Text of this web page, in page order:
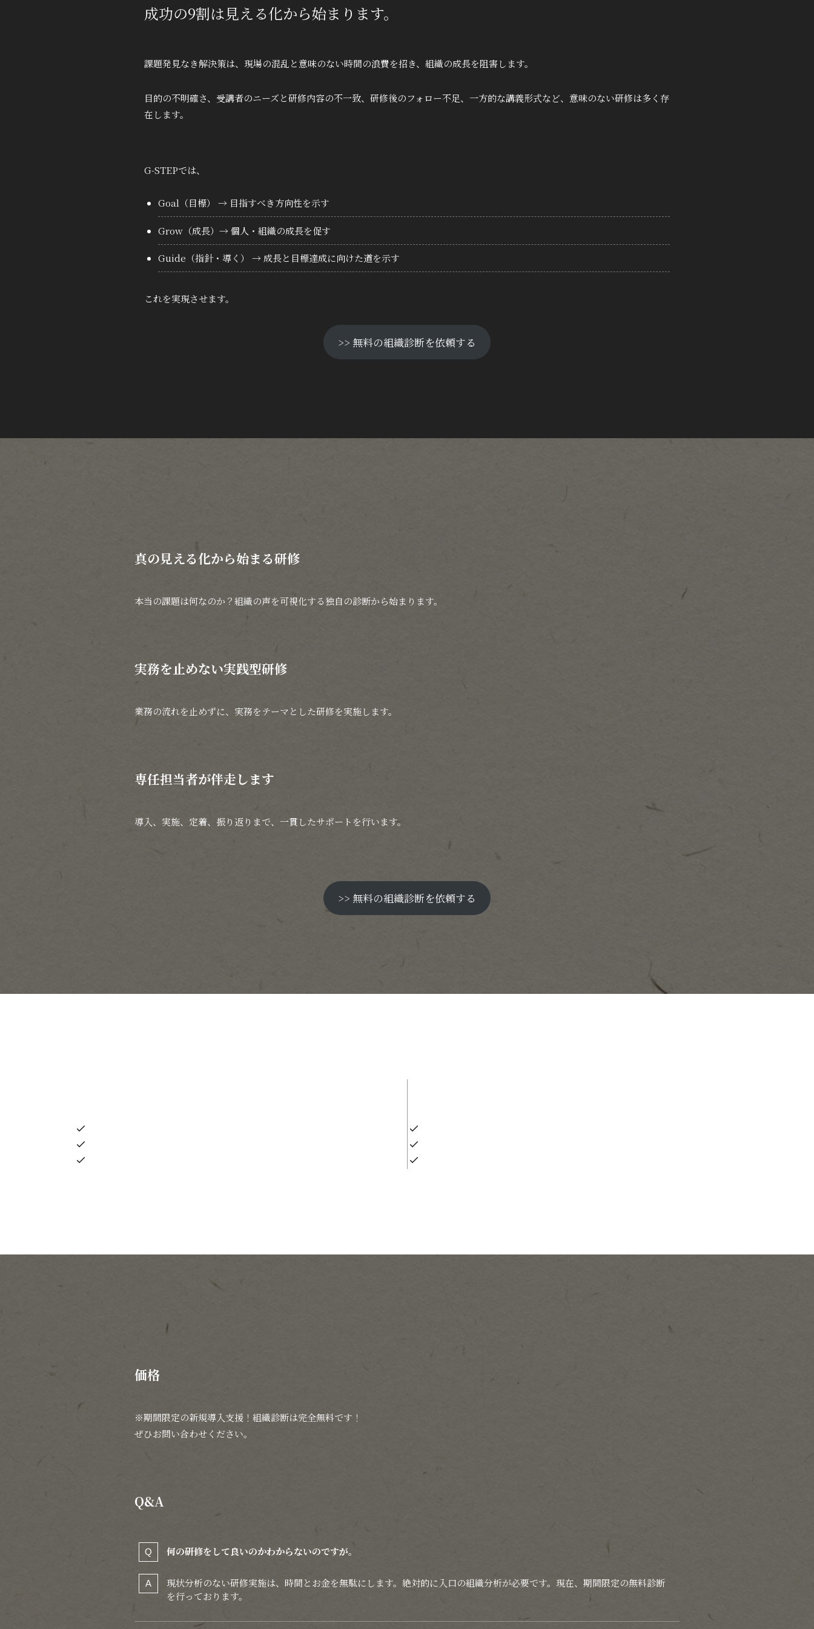
成功の9割は見える化から始まります。
課題発見なき解決策は、現場の混乱と意味のない時間の浪費を招き、組織の成長を阻害します。
目的の不明確さ、受講者のニーズと研修内容の不一致、研修後のフォロー不足、一方的な講義形式など、意味のない研修は多く存
在します。
G-STEPでは、
Goal（目標） → 目指すべき方向性を示す
Grow（成長） → 個人・組織の成長を促す
Guide（指針・導く） → 成長と目標達成に向けた道を示す
これを実現させます。
>> 無料の組織診断を依頼する
真の見える化から始まる研修
本当の課題は何なのか？組織の声を可視化する独自の診断から始まります。
実務を止めない実践型研修
業務の流れを止めずに、実務をテーマとした研修を実施します。
専任担当者が伴走します
導入、実施、定着、振り返りまで、一貫したサポートを行います。
>> 無料の組織診断を依頼する
価格
※期間限定の新規導入支援！組織診断は完全無料です！
ぜひお問い合わせください。
Q&A
何の研修をして良いのかわからないのですが。
現状分析のない研修実施は、時間とお金を無駄にします。絶対的に入口の組織分析が必要です。現在、期間限定の無料診断
を行っております。